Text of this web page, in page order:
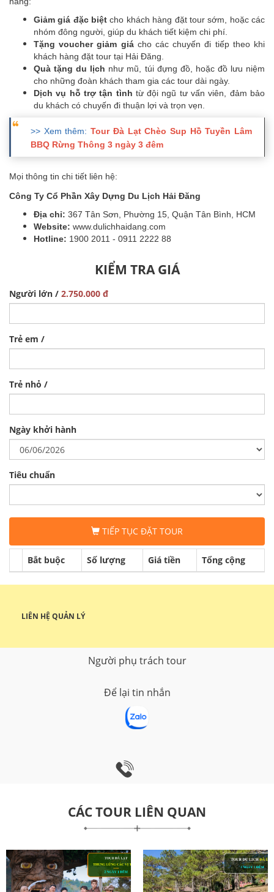
Giảm giá đặc biệt cho khách hàng đặt tour sớm, hoặc các
nhóm đông người, giúp du khách tiết kiệm chi phí.
Tặng voucher giảm giácho các chuyến đi tiếp theo khi
khách hàng đặt tour tại Hải Đăng.
Quà tặng du lịch như mũ, túi đựng đồ, hoặc đồ lưu niệm
cho những đoàn khách tham gia các tour dài ngày.
Dịch vụ hỗ trợ tận tình từ đội ngũ tư vấn viên, đảm bảo
du khách có chuyến đi thuận lợi và trọn vẹn.
>> Xem thêm:Tour Đà Lạt Chèo Sup Hồ Tuyền Lâm
BBQ Rừng Thông 3 ngày 3 đêm
Mọi thông tin chi tiết liên hệ:
Công Ty Cổ Phần Xây Dựng Du Lịch Hải Đăng
Địa chỉ: 367 Tân Sơn, Phường 15, Quận Tân Bình, HCM
Website: www.dulichhaidang.com
Hotline: 1900 2011 - 0911 2222 88
KIỂM TRA GIÁ
Người lớn / 2.750.000 đ
Trẻ em /
Trẻ nhỏ /
Ngày khởi hành
Tiêu chuẩn
TIẾP TỤC ĐẶT TOUR
Bắt buộc Số lượng Giá tiền Tổng cộng
LIÊN HỆ QUẢN LÝ
Người phụ trách tour
Để lại tin nhắn
CÁC TOUR LIÊN QUAN